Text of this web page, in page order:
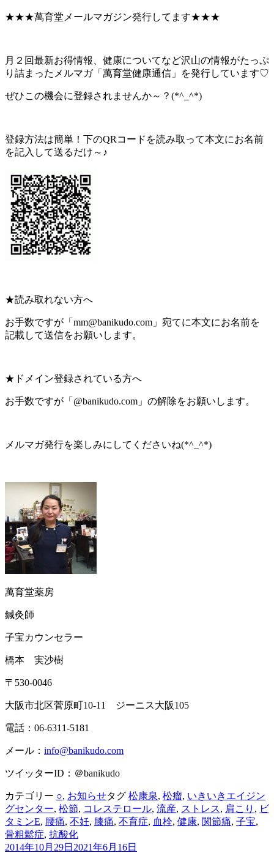
★★★萬育堂メールマガジン発行してます★★★
月２回最新お得情報、健康についてなど沢山の情報がたっぷ
り詰まったメルマガ「萬育堂健康通信」を発行しています♡
ぜひこの機会に登録されませんか～？(*^_^*)
登録方法は簡単！下のQRコードを読み取って本文にお名前
を記入して送るだけ～♪
★読み取れない方へ
お手数ですが「mm@banikudo.com」宛てに本文にお名前を
記載して送信をお願いします。
★ドメイン登録されている方へ
お手数ですが「@banikudo.com」の解除をお願いします。
メルマガ発行を楽しみにしてくださいね(*^_^*)
萬育堂薬房
鍼灸師
子宝カウンセラー
橋本 実沙樹
〒530-0046
大阪市北区菅原町10-11 ジーニス大阪105
電話：06-6311-5181
メール： info@banikudo.com
ツイッターID：＠banikudo
カテゴリー ○, お知らせタグ 松康泉, 松瘤, いきいきエイジン
グセンター, 松節, コレステロール, 流産, ストレス, 肩こり , ビ
タミンE, 腰痛, 不妊, 膝痛, 不育症, 血栓, 健康, 関節痛, 子宝,
骨粗鬆症, 抗酸化
2014年10月29日 2021年6月16日